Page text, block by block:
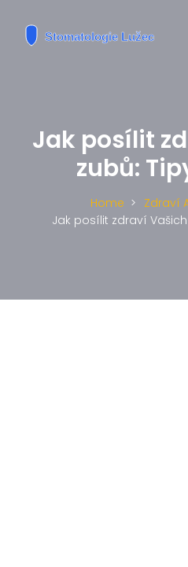
Jak posílit
zubů:
Home
Zdraví
Jak posílit zdraví